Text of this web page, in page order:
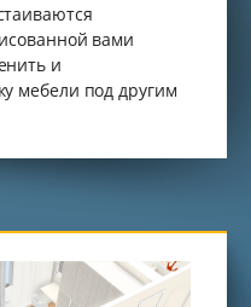
вами
и
мебели под другим